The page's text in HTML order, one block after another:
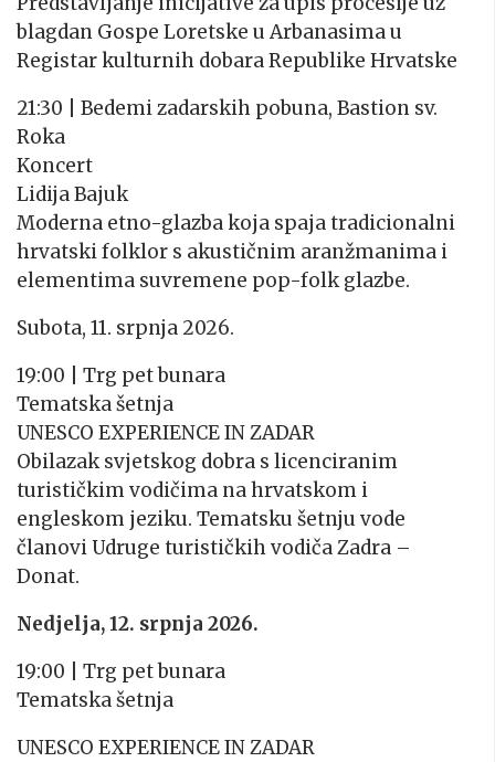
blagdan Gospe Loretske u Arbanasima u
Registar kulturnih dobara Republike Hrvatske
21:30 | Bedemi zadarskih pobuna, Bastion sv.
Roka
Koncert
Lidija Bajuk
Moderna etno-glazba koja spaja tradicionalni
hrvatski folklor s akustičnim aranžmanima i
elementima suvremene pop-folk glazbe.
Subota, 11. srpnja 2026.
19:00 | Trg pet bunara
Tematska šetnja
UNESCO EXPERIENCE IN ZADAR
Obilazak svjetskog dobra s licenciranim
turističkim vodičima na hrvatskom i
engleskom jeziku. Tematsku šetnju vode
članovi Udruge turističkih vodiča Zadra –
Donat.
Nedjelja, 12. srpnja 2026.
19:00 | Trg pet bunara
Tematska šetnja
UNESCO EXPERIENCE IN ZADAR